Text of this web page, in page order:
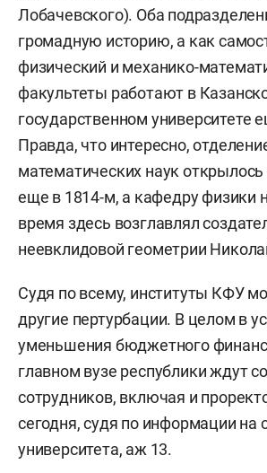
Лобачевского). Оба
громадную историю, а как
физический и механико-
факультеты работают в
государственном университете
Правда, что интересно,
математических наук открылось
еще в 1814-м, а кафедру физики
время здесь возглавлял
неевклидовой геометрии
Судя по всему, институты КФУ
другие пертурбации. В целом в
уменьшения бюджетного
главном вузе республики ждут
сотрудников, включая и
сегодня, судя по информации на
университета, аж 13.